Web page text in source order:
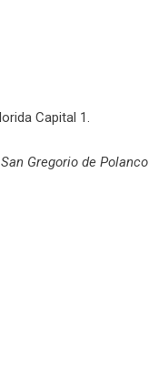
Capital 1.
Gregorio de Polanco